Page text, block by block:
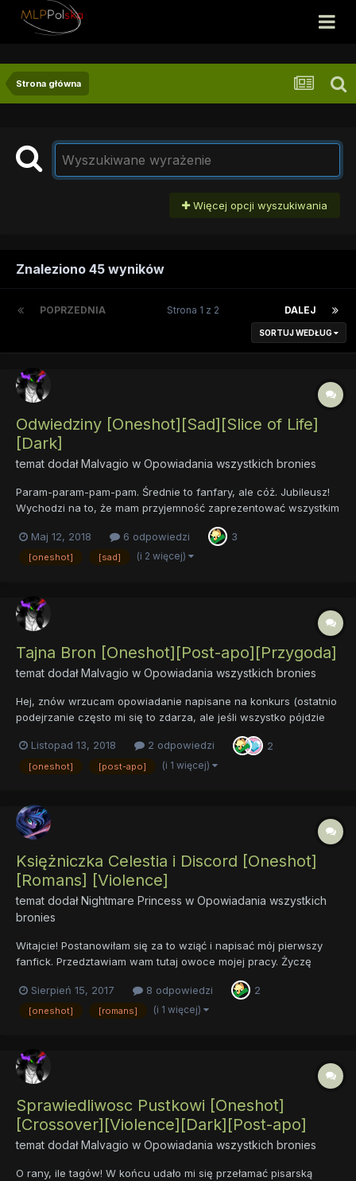
Strona główna
Więcej opcji wyszukiwania
Znaleziono 45 wyników
POPRZEDNIA DALEJ
Strona 1 z 2
SORTUJ WEDŁUG
Odwiedziny [Oneshot][Sad][Slice of Life]
[Dark]
temat dodałMalvagio w Opowiadania wszystkich bronies
Param-param-pam-pam. Średnie to fanfary, ale cóż. Jubileusz!
Wychodzi na to, że mam przyjemność zaprezentować wszystkim
powiedzmy, bo nie licząc drabbli i jednego bodajże fika
konkursowego, któremu nie zrobiłem tematu. Właściwie sam nie
Maj 12, 2018 6 odpowiedzi 3
[oneshot] [sad] (i 2 więcej)
Tajna Bron [Oneshot][Post-apo][Przygoda]
temat dodałMalvagio w Opowiadania wszystkich bronies
Hej, znów wrzucam opowiadanie napisane na konkurs (ostatnio
podejrzanie często mi się to zdarza, ale jeśli wszystko pójdzie
o II Edycji Gandziokonkursu o wdzięcznej tematyce "Equestria
rules the waves!", którą to udało mi się wygrać !...
Listopad 13, 2018 2 odpowiedzi 2
[oneshot] [post-apo] (i 1 więcej)
Księżniczka Celestia i Discord [Oneshot]
[Romans] [Violence]
temat dodałNightmare Princess w Opowiadania wszystkich
bronies
Witajcie! Postanowiłam się za to wziąć i napisać mój pierwszy
fanfick. Przedztawiam wam tutaj owoce mojej pracy. Życzę
Sierpień 15, 2017
8 odpowiedzi 2
[oneshot] [romans] (i 1 więcej)
Sprawiedliwosc Pustkowi [Oneshot]
[Crossover][Violence][Dark][Post-apo]
temat dodałMalvagio w Opowiadania wszystkich bronies
O rany, ile tagów! W końcu udało mi się przełamać pisarską